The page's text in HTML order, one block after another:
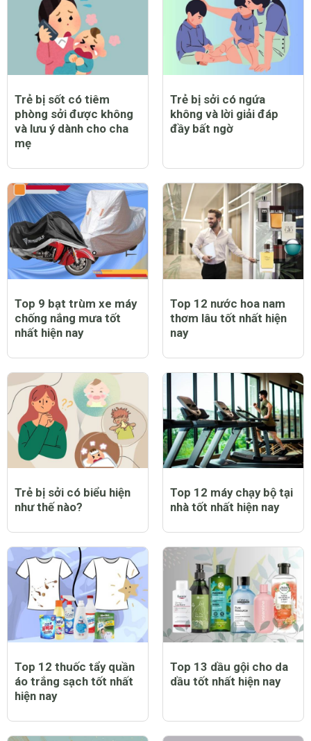
Trẻ bị sốt có tiêm
phòng sởi được không
và lưu ý dành cho cha
mẹ
Trẻ bị sởi có ngứa
không và lời giải đáp
đầy bất ngờ
Top 9 bạt trùm xe máy
chống nắng mưa tốt
nhất hiện nay
Top 12 nước hoa nam
thơm lâu tốt nhất hiện
nay
Trẻ bị sởi có biểu hiện
như thế nào?
Top 12 máy chạy bộ tại
nhà tốt nhất hiện nay
Top 12 thuốc tẩy quần
áo trắng sạch tốt nhất
hiện nay
Top 13 dầu gội cho da
dầu tốt nhất hiện nay